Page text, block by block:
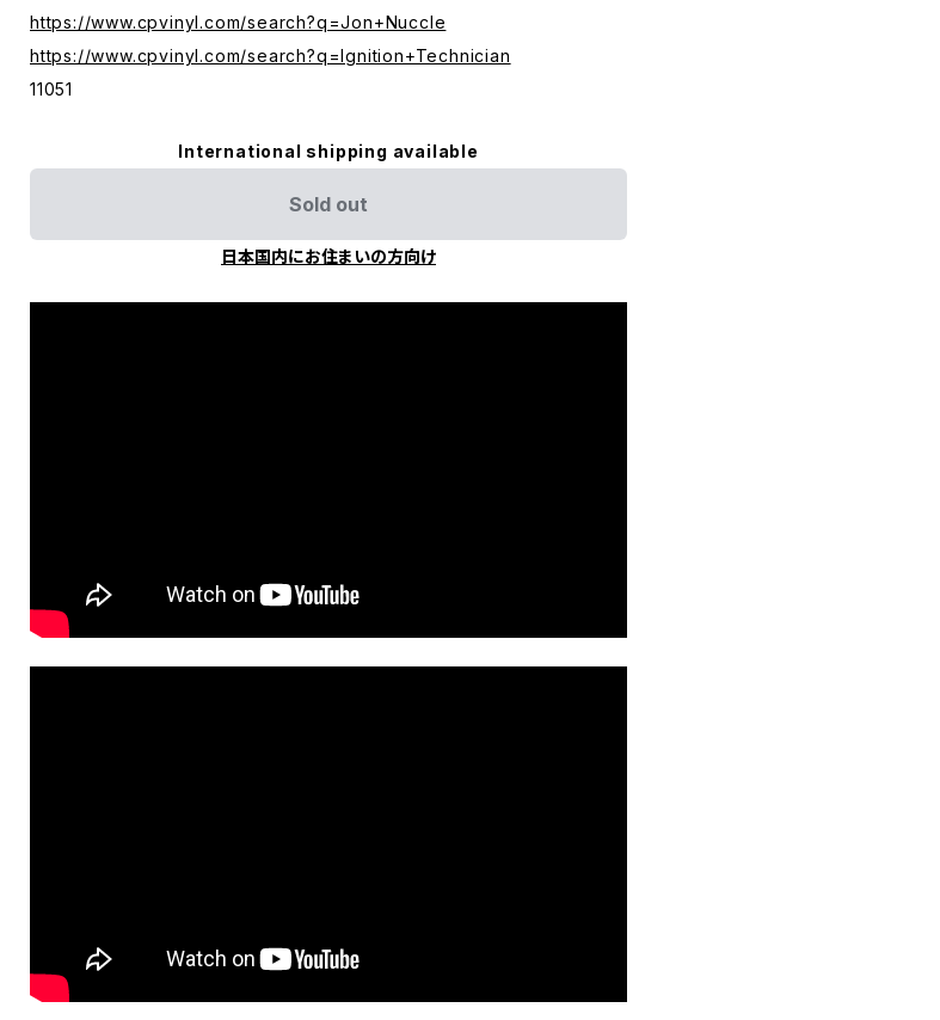
https://www.cpvinyl.com/search?q=Jon+Nuccle
https://www.cpvinyl.com/search?q=Ignition+Technician
11051
International shipping available
Sold out
日本国内にお住まいの方向け